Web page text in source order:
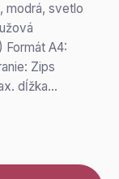
modrá, svetlo
Formát A4:
Zips
dĺžka…